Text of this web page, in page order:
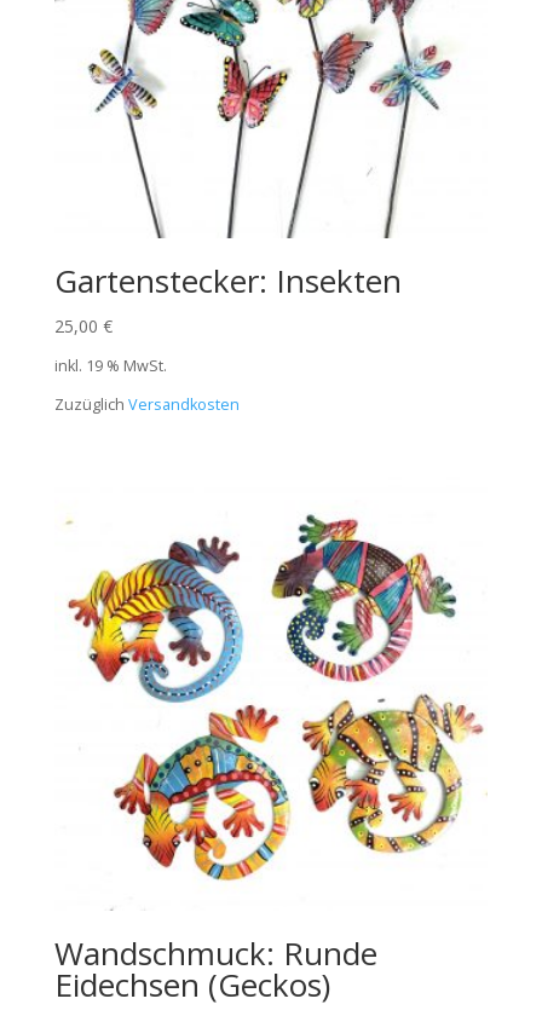
Gartenstecker: Insekten
25,00 €
inkl. 19 % MwSt.
Zuzüglich Versandkosten
Wandschmuck: Runde
Eidechsen (Geckos)